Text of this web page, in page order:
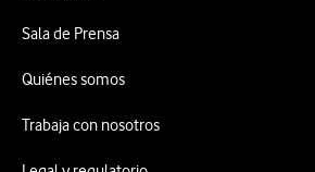
Sala de Prensa
Quiénes somos
Trabaja con nosotros